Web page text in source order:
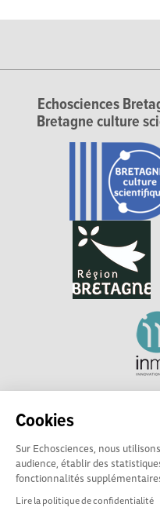
Cookies
Sur Echosciences, nous
audience, établir des
fonctionnalités
Lire la politique de confidentialité
Echosciences
Bretagne culture
Explorer, s’exprimer,
Bretagne est le réseau
sciences et de
Les contenus sont sous Licence
Commerciale - Partage à l'Identique